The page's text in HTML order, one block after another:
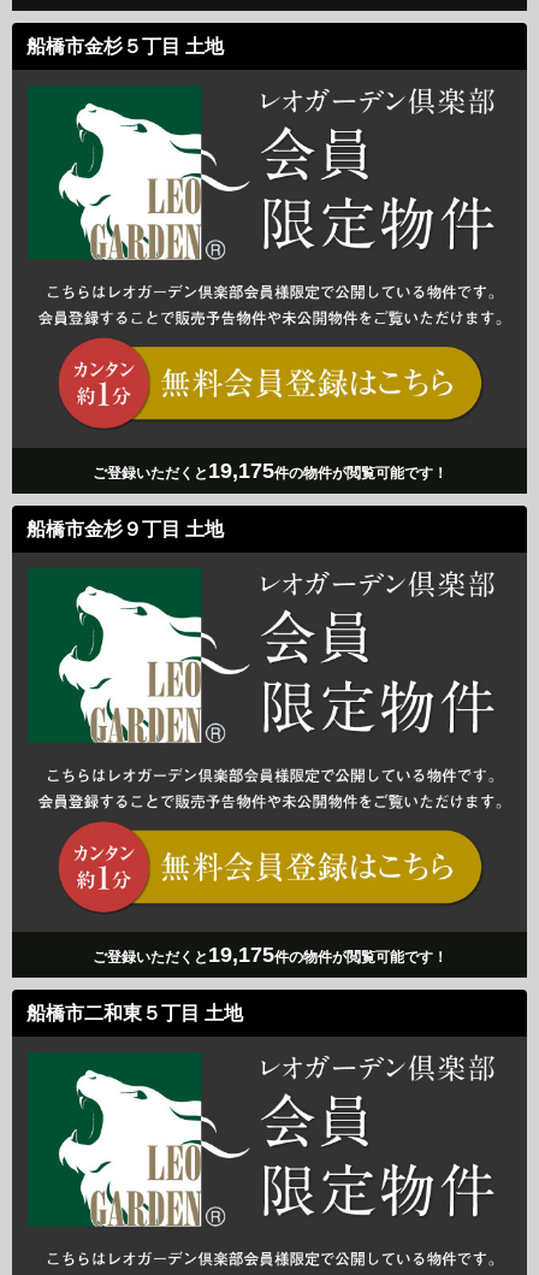
船橋市金杉５丁目 土地
ご登録いただくと 19,175件の物件が閲覧可能です！
船橋市金杉９丁目 土地
ご登録いただくと 19,175件の物件が閲覧可能です！
船橋市二和東５丁目 土地